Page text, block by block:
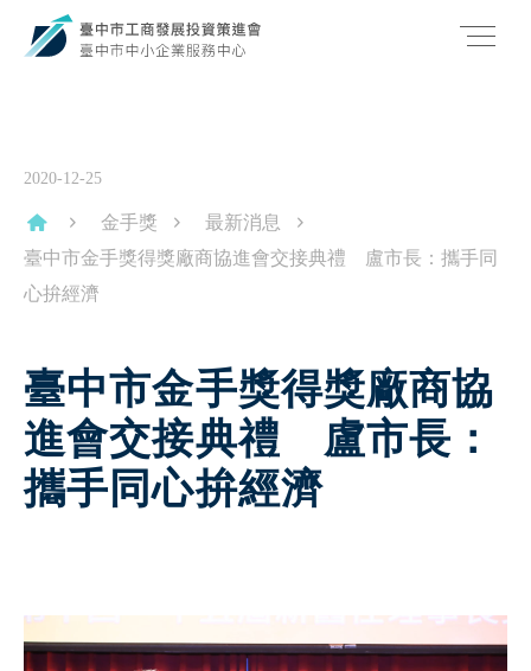
2020-12-25
金手獎
最新消息
臺中市金手獎得獎廠商協進會交接典禮 盧市長：攜手同
心拚經濟
臺中市金手獎得獎廠商協
進會交接典禮 盧市長：
攜手同心拚經濟